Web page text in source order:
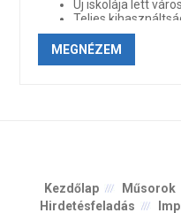
Új iskolája lett
Teljes
otthon
MEGNÉZEM
Kezdőlap Műsorok
Hirdetésfeladás